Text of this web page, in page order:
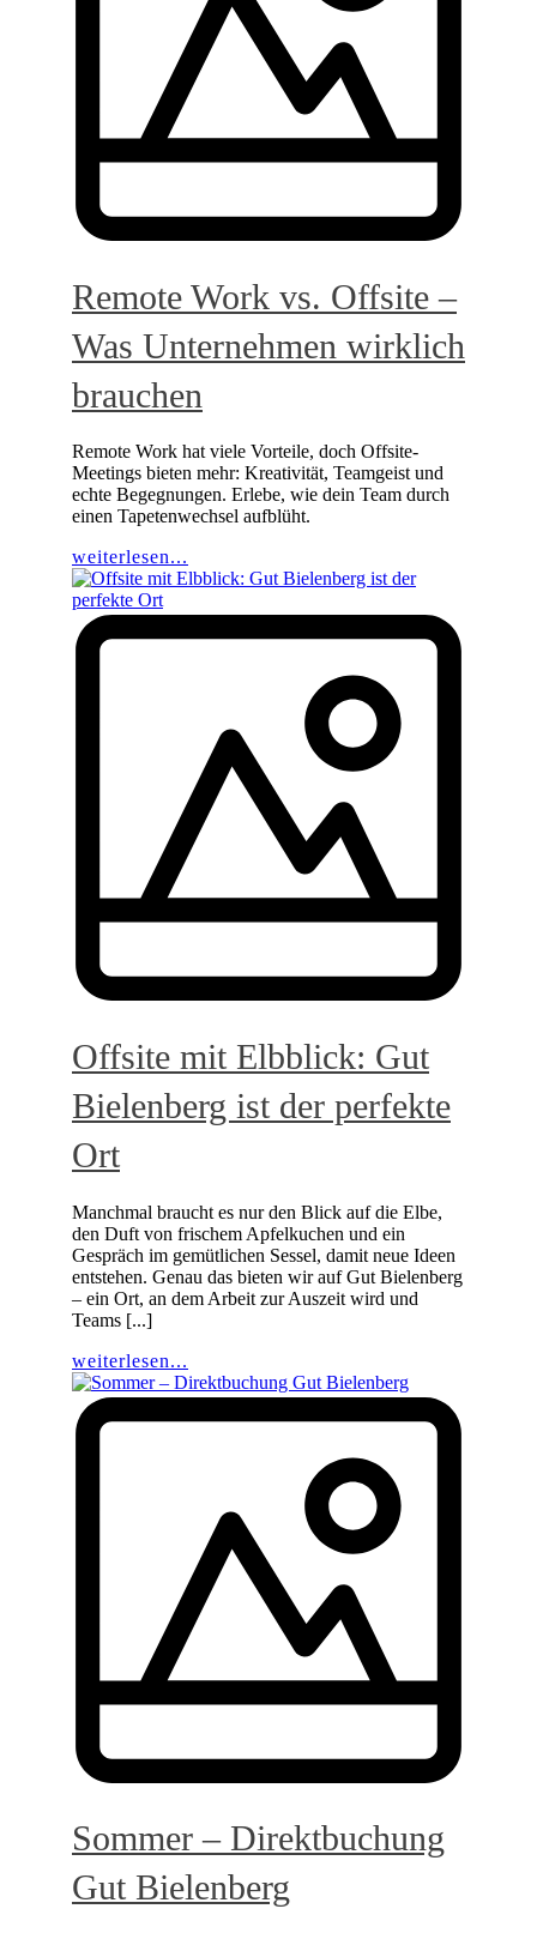
Remote Work vs. Offsite –
Was Unternehmen wirklich
brauchen
Remote Work hat viele Vorteile, doch Offsite-
Meetings bieten mehr: Kreativität, Teamgeist und
echte Begegnungen. Erlebe, wie dein Team durch
einen Tapetenwechsel aufblüht.
weiterlesen...
Offsite mit Elbblick: Gut
Bielenberg ist der perfekte
Ort
Manchmal braucht es nur den Blick auf die Elbe,
den Duft von frischem Apfelkuchen und ein
Gespräch im gemütlichen Sessel, damit neue Ideen
entstehen. Genau das bieten wir auf Gut Bielenberg
– ein Ort, an dem Arbeit zur Auszeit wird und
Teams [...]
weiterlesen...
Sommer – Direktbuchung
Gut Bielenberg